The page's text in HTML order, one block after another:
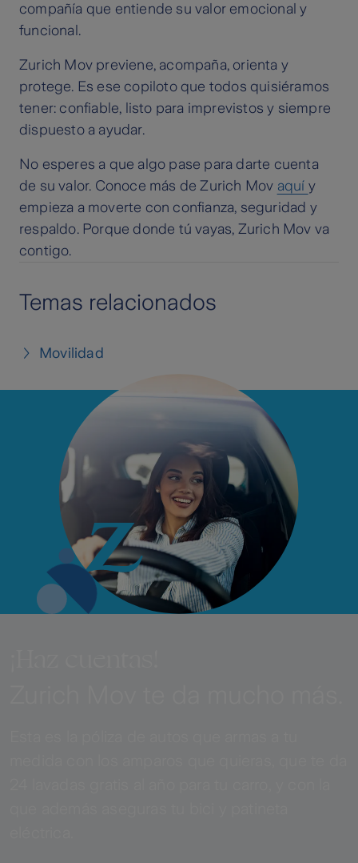
compañía que entiende su valor emocional y
funcional.
Zurich Mov previene, acompaña, orienta y
protege. Es ese copiloto que todos quisiéramos
tener: confiable, listo para imprevistos y siempre
dispuesto a ayudar.
No esperes a que algo pase para darte cuenta
de su valor. Conoce más de Zurich Mov aquí y
empieza a moverte con confianza, seguridad y
respaldo. Porque donde tú vayas, Zurich Mov va
contigo.
Temas relacionados
Movilidad